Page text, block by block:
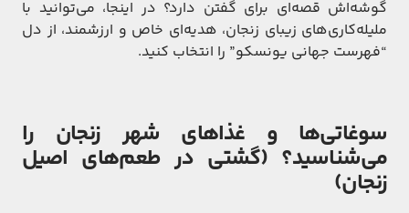
گوشه‌اش قصه‌ای برای گفتن دارد؟ در اینجا، می‌توانید با
ملیله‌کاری‌های زیبای زنجان، هدیه‌ای خاص و ارزشمند، از دل
“فهرست جهانی یونسکو” را انتخاب کنید.
سوغاتی‌ها و غذاهای شهر زنجان را
می‌شناسید؟ (گشتی در طعم‌های اصیل
زنجان)